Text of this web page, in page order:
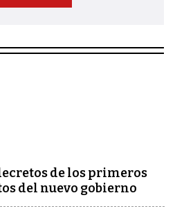
de los primeros
del nuevo gobierno